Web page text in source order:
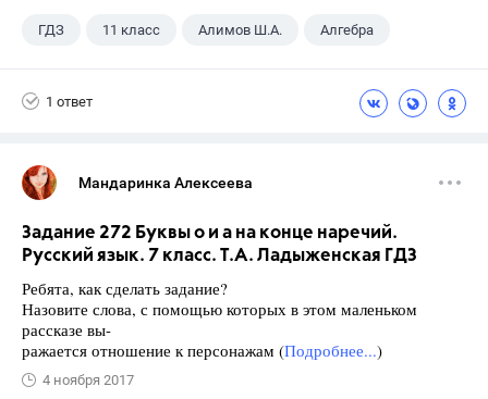
ГДЗ 11 класс Алимов Ш.А. Алгебра
1 ответ
Мандаринка Алексеева
Задание 272 Буквы о и а на конце наречий.
Русский язык. 7 класс. Т.А. Ладыженская ГДЗ
Ребята, как сделать задание?
Назовите слова, с помощью которых в этом маленьком
рассказе вы-
ражается отношение к персонажам (Подробнее...)
4 ноября 2017